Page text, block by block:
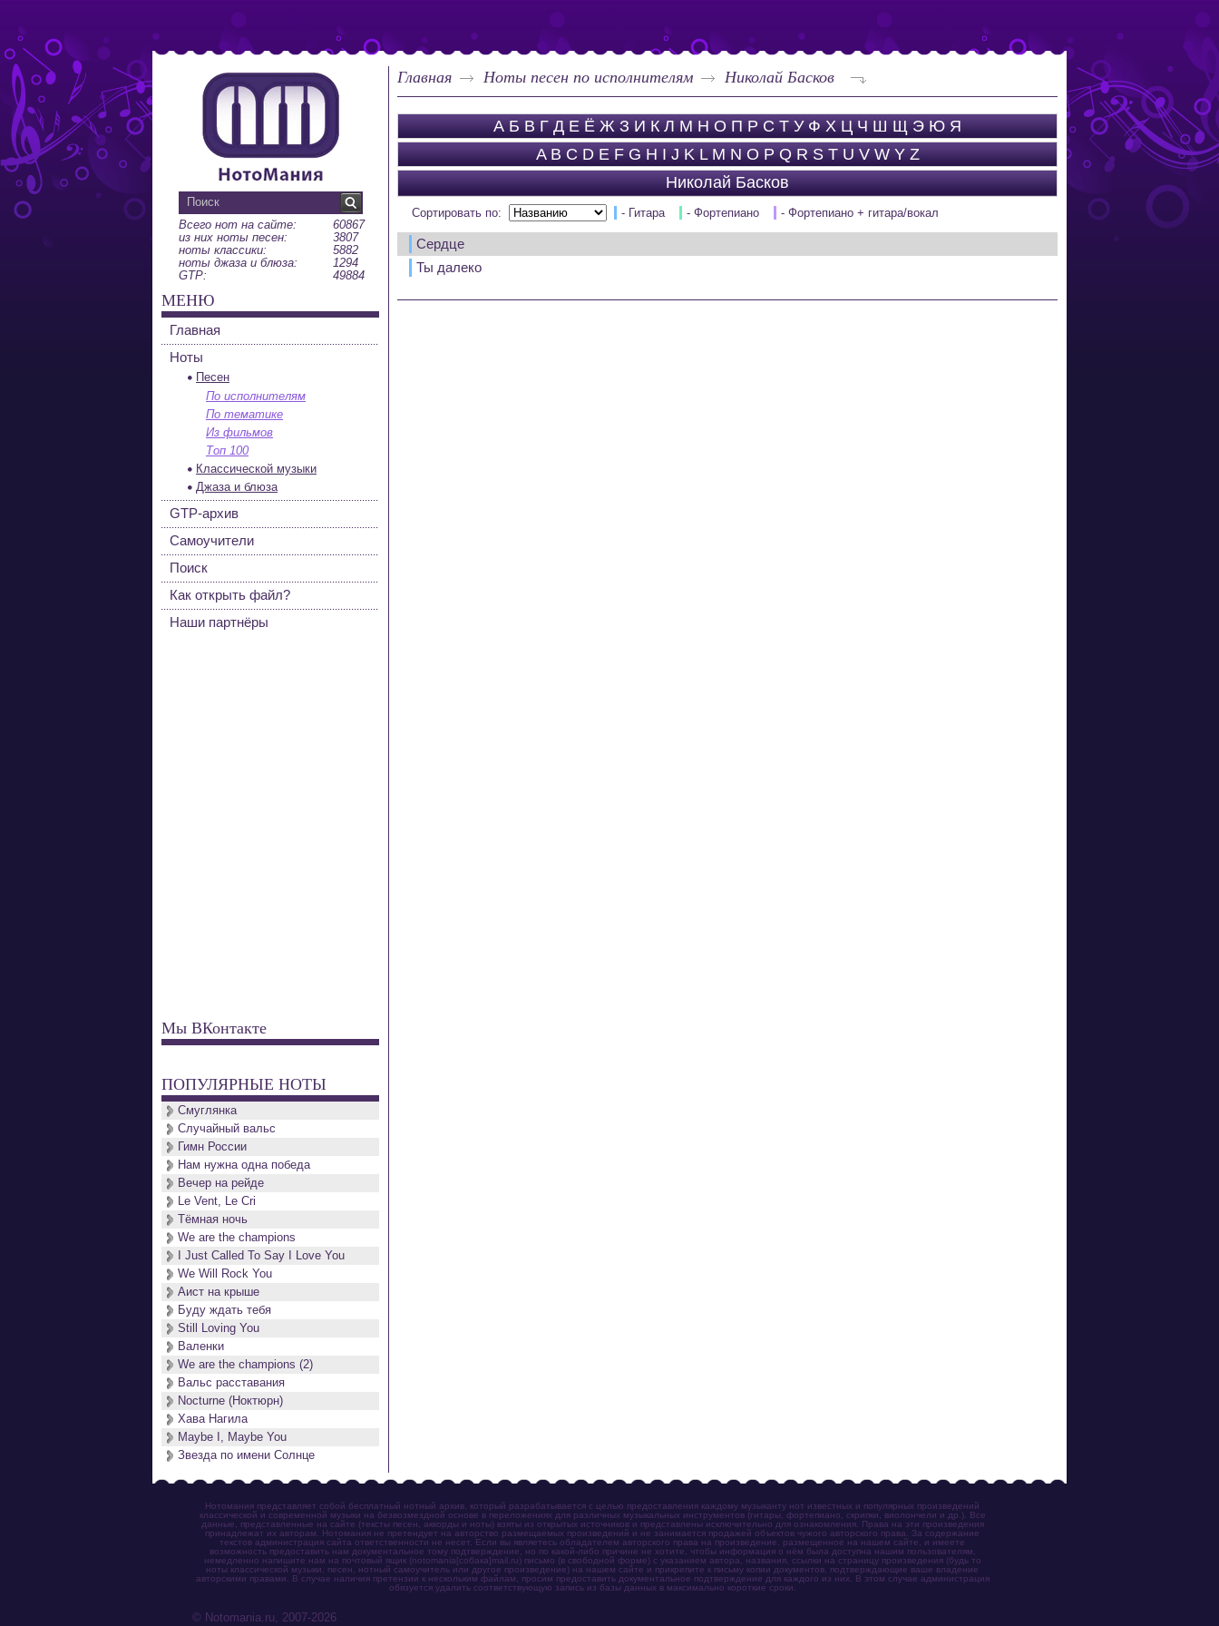
Главная Ноты песен по исполнителям Николай Басков
А Б В Г Д Е Ё Ж З И К Л М Н О П Р С Т У Ф Х Ц Ч Ш Щ Э Ю Я
A B C D E F G H I J K L M N O P Q R S T U V W Y Z
Николай Басков
Сортировать по: - Гитара - Фортепиано - Фортепиано + гитара/вокал
Сердце
Ты далеко
Всего нот на сайте:
60867
из них ноты песен:
3807
ноты классики:
5882
ноты джаза и блюза:
1294
GTP:
49884
МЕНЮ
Главная
Ноты
Песен
По исполнителям
По тематике
Из фильмов
Топ 100
Классической музыки
Джаза и блюза
GTP-архив
Самоучители
Поиск
Как открыть файл?
Наши партнёры
Мы ВКонтакте
ПОПУЛЯРНЫЕ НОТЫ
Смуглянка
Случайный вальс
Гимн России
Нам нужна одна победа
Вечер на рейде
Le Vent, Le Cri
Тёмная ночь
We are the champions
I Just Called To Say I Love You
We Will Rock You
Аист на крыше
Буду ждать тебя
Still Loving You
Валенки
We are the champions (2)
Вальс расставания
Nocturne (Ноктюрн)
Хава Нагила
Maybe I, Maybe You
Звезда по имени Солнце
Нотомания представляет собой бесплатный нотный архив, который разрабатывается с целью предоставления каждому музыканту нот известных и популярных произведений
классической и современной музыки на безвозмездной основе в переложениях для различных музыкальных инструментов (гитары, фортепиано, скрипки, виолончели и др.). Все
данные, представленные на сайте (тексты песен, аккорды и ноты) взяты из открытых источников и представлены исключительно для ознакомления. Права на эти произведения
принадлежат их авторам. Нотомания не претендует на авторство размещаемых произведений и не занимается продажей объектов чужого авторского права. За содержание
текстов администрация сайта ответственности не несет. Если вы являетесь обладателем авторского права на произведение, размещенное на нашем сайте, и имеете
возможность предоставить нам документальное тому подтверждение, но по какой-либо причине не хотите, чтобы информация о нём была доступна нашим пользователям,
немедленно напишите нам на почтовый ящик (notomania[собака]mail.ru) письмо (в свободной форме) с указанием автора, названия, ссылки на страницу произведения (будь то
ноты классической музыки, песен, нотный самоучитель или другое произведение) на нашем сайте и прикрепите к письму копии документов, подтверждающие ваше владение
авторскими правами. В случае наличия претензии к нескольким файлам, просим предоставить документальное подтверждение для каждого из них. В этом случае администрация
обязуется удалить соответствующую запись из базы данных в максимально короткие сроки.
© Notomania.ru, 2007-2026